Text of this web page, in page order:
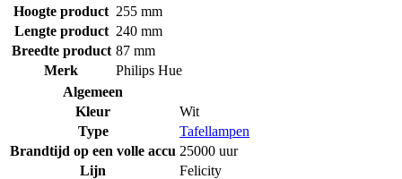
Hoogte product 255 mm
Lengte product 240 mm
Breedte product 87 mm
Merk
Philips Hue
Algemeen
Kleur
Wit
Type
Tafellampen
Brandtijd op een volle accu 25000 uur
Lijn
Felicity